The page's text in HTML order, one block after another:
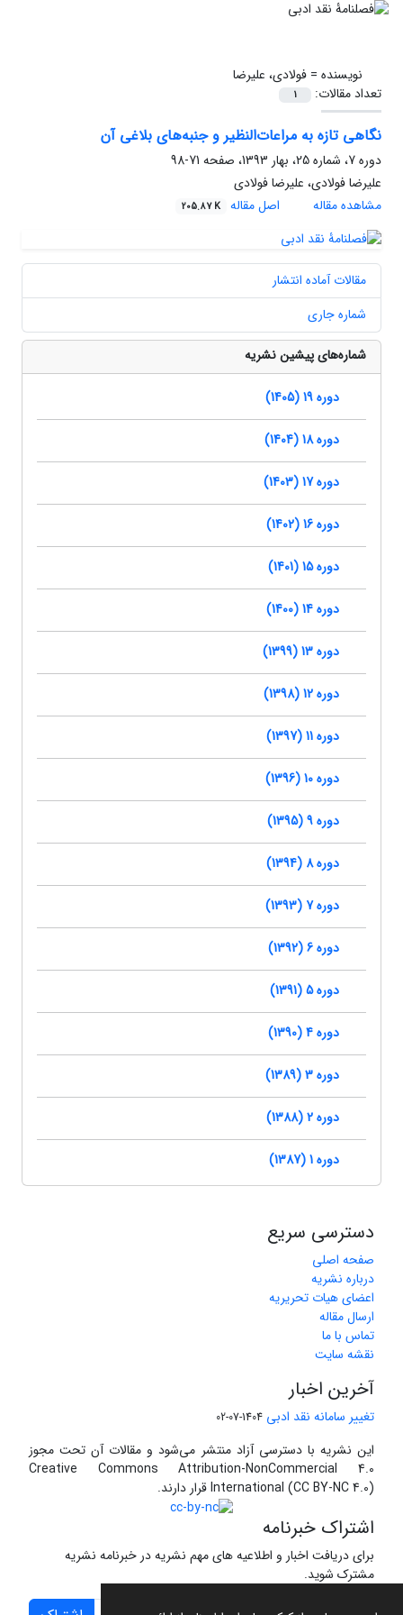
نویسنده =فولادی، علیرضا
تعداد مقالات:
1
نگاهی تازه به مراعات‌النظیر و جنبه‌های بلاغی آن
دوره 7، شماره 25، بهار 1393، صفحه
71-98
علیرضا فولادی، علیرضا فولادی
مشاهده مقاله
اصل مقاله 205.87 K
مقالات آماده انتشار
شماره جاری
شماره‌های پیشین نشریه
دوره 19 (1405)
دوره 18 (1404)
دوره 17 (1403)
دوره 16 (1402)
دوره 15 (1401)
دوره 14 (1400)
دوره 13 (1399)
دوره 12 (1398)
دوره 11 (1397)
دوره 10 (1396)
دوره 9 (1395)
دوره 8 (1394)
دوره 7 (1393)
دوره 6 (1392)
دوره 5 (1391)
دوره 4 (1390)
دوره 3 (1389)
دوره 2 (1388)
دوره 1 (1387)
دسترسی سریع
صفحه اصلی
درباره نشریه
اعضای هیات تحریریه
ارسال مقاله
تماس با ما
نقشه سایت
آخرین اخبار
تغییر سامانه نقد ادبی 1404-07-02
این نشریه با دسترسی آزاد منتشر می‌شود و مقالات آن تحت مجوز
Creative Commons Attribution-NonCommercial 4.0
International (CC BY-NC 4.0) قرار دارند.
اشتراک خبرنامه
برای دریافت اخبار و اطلاعیه های مهم نشریه در خبرنامه نشریه
مشترک شوید.